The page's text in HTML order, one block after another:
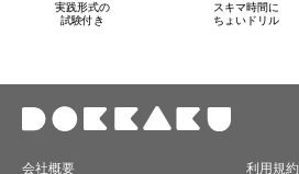
実践形式の
試験付き
スキマ時間に
ちょいドリル
会社概要 利用規約